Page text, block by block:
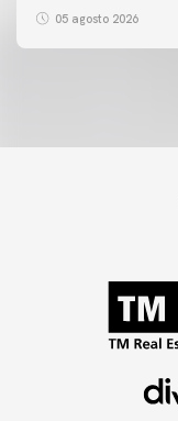
05 agosto 2026